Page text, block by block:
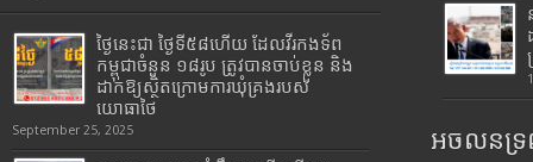
ថ្ងៃនេះជា ថ្ងៃទី៥៨ហើយ ដែលវីរកងទ័ព
កម្ពុជាចំនួន ១៨រូប ត្រូវបានចាប់ខ្លួន និង
ដាក់ឱ្យស្ថិតក្រោមការឃុំគ្រងរបស់
យោធាថៃ
September 25, 2025 អចលនទ្រ